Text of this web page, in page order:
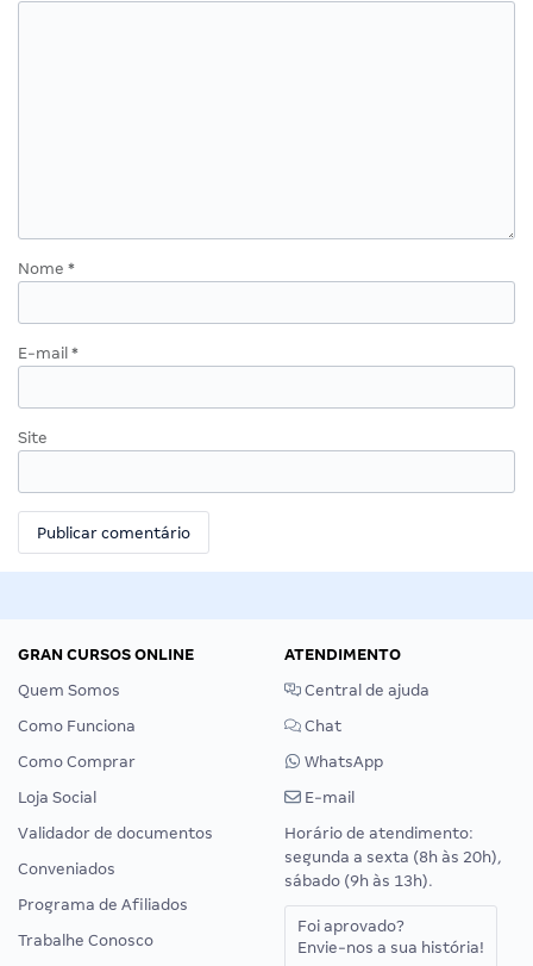
Nome *
E-mail *
Site
GRAN CURSOS ONLINE
Quem Somos
Como Funciona
Como Comprar
Loja Social
Validador de documentos
Conveniados
Programa de Afiliados
Trabalhe Conosco
ATENDIMENTO
Central de ajuda
Chat
WhatsApp
E-mail
Horário de atendimento:
segunda a sexta (8h às 20h),
sábado (9h às 13h).
Foi aprovado?
Envie-nos a sua história!